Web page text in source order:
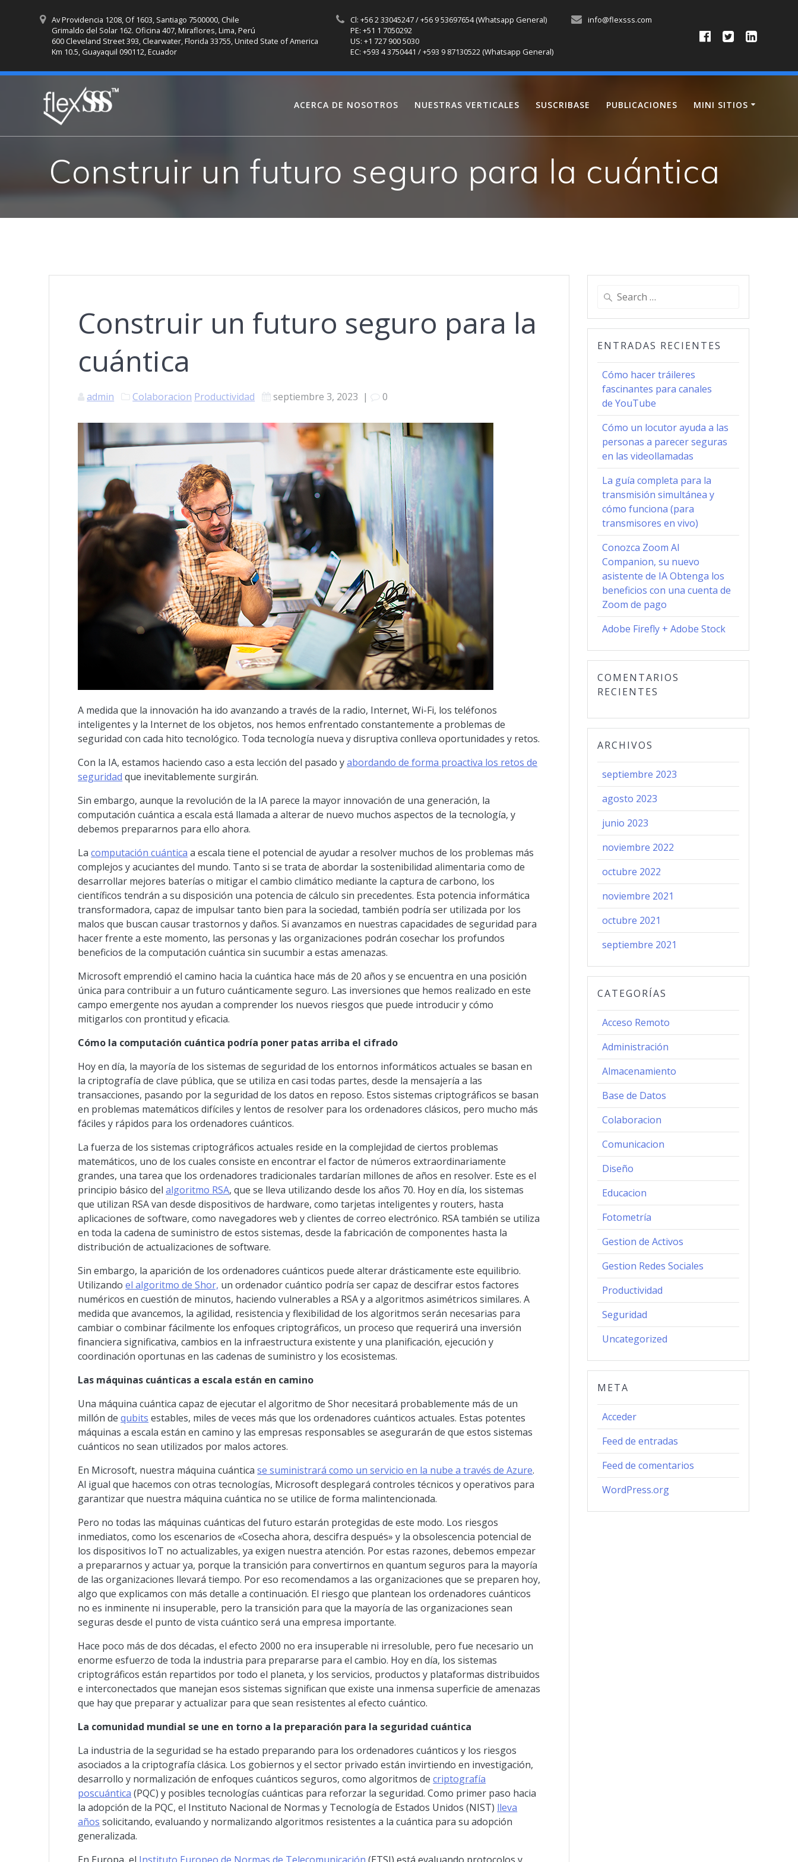
Av Providencia 1208, Of 1603, Santiago 7500000, Chile
Grimaldo del Solar 162. Oficina 407, Miraflores, Lima, Perú
600 Cleveland Street 393, Clearwater, Florida 33755, United State of America
Km 10.5, Guayaquil 090112, Ecuador
Cl: +56 2 33045247 / +56 9 53697654 (Whatsapp General)
PE: +51 1 7050292
US: +1 727 900 5030
EC: +593 4 3750441 / +593 9 87130522 (Whatsapp General)
info@flexsss.com
ACERCA DE NOSOTROS NUESTRAS VERTICALES SUSCRIBASE PUBLICACIONES MINI SITIOS
Construir un futuro seguro para la cuántica
Construir un futuro seguro para la
cuántica
admin Colaboracion Productividad septiembre 3, 2023 | 0
A medida que la innovación ha ido avanzando a través de la radio, Internet, Wi-Fi, los teléfonos
inteligentes y la Internet de los objetos, nos hemos enfrentado constantemente a problemas de
seguridad con cada hito tecnológico. Toda tecnología nueva y disruptiva conlleva oportunidades y retos.
Con la IA, estamos haciendo caso a esta lección del pasado yabordando de forma proactiva los retos de
seguridad que inevitablemente surgirán.
Sin embargo, aunque la revolución de la IA parece la mayor innovación de una generación, la
computación cuántica a escala está llamada a alterar de nuevo muchos aspectos de la tecnología, y
debemos prepararnos para ello ahora.
Lacomputación cuántica a escala tiene el potencial de ayudar a resolver muchos de los problemas más
complejos y acuciantes del mundo. Tanto si se trata de abordar la sostenibilidad alimentaria como de
desarrollar mejores baterías o mitigar el cambio climático mediante la captura de carbono, los
científicos tendrán a su disposición una potencia de cálculo sin precedentes. Esta potencia informática
transformadora, capaz de impulsar tanto bien para la sociedad, también podría ser utilizada por los
malos que buscan causar trastornos y daños. Si avanzamos en nuestras capacidades de seguridad para
hacer frente a este momento, las personas y las organizaciones podrán cosechar los profundos
beneficios de la computación cuántica sin sucumbir a estas amenazas.
Microsoft emprendió el camino hacia la cuántica hace más de 20 años y se encuentra en una posición
única para contribuir a un futuro cuánticamente seguro. Las inversiones que hemos realizado en este
campo emergente nos ayudan a comprender los nuevos riesgos que puede introducir y cómo
mitigarlos con prontitud y eficacia.
Cómo la computación cuántica podría poner patas arriba el cifrado
Hoy en día, la mayoría de los sistemas de seguridad de los entornos informáticos actuales se basan en
la criptografía de clave pública, que se utiliza en casi todas partes, desde la mensajería a las
transacciones, pasando por la seguridad de los datos en reposo. Estos sistemas criptográficos se basan
en problemas matemáticos difíciles y lentos de resolver para los ordenadores clásicos, pero mucho más
fáciles y rápidos para los ordenadores cuánticos.
La fuerza de los sistemas criptográficos actuales reside en la complejidad de ciertos problemas
matemáticos, uno de los cuales consiste en encontrar el factor de números extraordinariamente
grandes, una tarea que los ordenadores tradicionales tardarían millones de años en resolver. Este es el
principio básico delalgoritmo RSA, que se lleva utilizando desde los años 70. Hoy en día, los sistemas
que utilizan RSA van desde dispositivos de hardware, como tarjetas inteligentes y routers, hasta
aplicaciones de software, como navegadores web y clientes de correo electrónico. RSA también se utiliza
en toda la cadena de suministro de estos sistemas, desde la fabricación de componentes hasta la
distribución de actualizaciones de software.
Sin embargo, la aparición de los ordenadores cuánticos puede alterar drásticamente este equilibrio.
Utilizandoel algoritmo de Shor, un ordenador cuántico podría ser capaz de descifrar estos factores
numéricos en cuestión de minutos, haciendo vulnerables a RSA y a algoritmos asimétricos similares. A
medida que avancemos, la agilidad, resistencia y flexibilidad de los algoritmos serán necesarias para
cambiar o combinar fácilmente los enfoques criptográficos, un proceso que requerirá una inversión
financiera significativa, cambios en la infraestructura existente y una planificación, ejecución y
coordinación oportunas en las cadenas de suministro y los ecosistemas.
Las máquinas cuánticas a escala están en camino
Una máquina cuántica capaz de ejecutar el algoritmo de Shor necesitará probablemente más de un
millón dequbits estables, miles de veces más que los ordenadores cuánticos actuales. Estas potentes
máquinas a escala están en camino y las empresas responsables se asegurarán de que estos sistemas
cuánticos no sean utilizados por malos actores.
En Microsoft, nuestra máquina cuánticase suministrará como un servicio en la nube a través de Azure.
Al igual que hacemos con otras tecnologías, Microsoft desplegará controles técnicos y operativos para
garantizar que nuestra máquina cuántica no se utilice de forma malintencionada.
Pero no todas las máquinas cuánticas del futuro estarán protegidas de este modo. Los riesgos
inmediatos, como los escenarios de «Cosecha ahora, descifra después» y la obsolescencia potencial de
los dispositivos IoT no actualizables, ya exigen nuestra atención. Por estas razones, debemos empezar
a prepararnos y actuar ya, porque la transición para convertirnos en quantum seguros para la mayoría
de las organizaciones llevará tiempo. Por eso recomendamos a las organizaciones que se preparen hoy,
algo que explicamos con más detalle a continuación. El riesgo que plantean los ordenadores cuánticos
no es inminente ni insuperable, pero la transición para que la mayoría de las organizaciones sean
seguras desde el punto de vista cuántico será una empresa importante.
Hace poco más de dos décadas, el efecto 2000 no era insuperable ni irresoluble, pero fue necesario un
enorme esfuerzo de toda la industria para prepararse para el cambio. Hoy en día, los sistemas
criptográficos están repartidos por todo el planeta, y los servicios, productos y plataformas distribuidos
e interconectados que manejan esos sistemas significan que existe una inmensa superficie de amenazas
que hay que preparar y actualizar para que sean resistentes al efecto cuántico.
La comunidad mundial se une en torno a la preparación para la seguridad cuántica
La industria de la seguridad se ha estado preparando para los ordenadores cuánticos y los riesgos
asociados a la criptografía clásica. Los gobiernos y el sector privado están invirtiendo en investigación,
desarrollo y normalización de enfoques cuánticos seguros, como algoritmos decriptografía
poscuántica (PQC) y posibles tecnologías cuánticas para reforzar la seguridad. Como primer paso hacia
la adopción de la PQC, el Instituto Nacional de Normas y Tecnología de Estados Unidos (NIST) lleva
años solicitando, evaluando y normalizando algoritmos resistentes a la cuántica para su adopción
generalizada.
Search
ENTRADAS RECIENTES
Cómo hacer tráileres
fascinantes para canales
de YouTube
Cómo un locutor ayuda a las
personas a parecer seguras
en las videollamadas
La guía completa para la
transmisión simultánea y
cómo funciona (para
transmisores en vivo)
Conozca Zoom AI
Companion, su nuevo
asistente de IA Obtenga los
beneficios con una cuenta de
Zoom de pago
Adobe Firefly + Adobe Stock
COMENTARIOS
RECIENTES
ARCHIVOS
septiembre 2023
agosto 2023
junio 2023
noviembre 2022
octubre 2022
noviembre 2021
octubre 2021
septiembre 2021
CATEGORÍAS
Acceso Remoto
Administración
Almacenamiento
Base de Datos
Colaboracion
Comunicacion
Diseño
Educacion
Fotometría
Gestion de Activos
Gestion Redes Sociales
Productividad
Seguridad
Uncategorized
META
Acceder
Feed de entradas
Feed de comentarios
WordPress.org